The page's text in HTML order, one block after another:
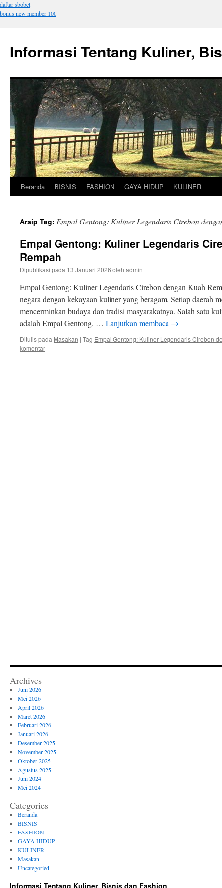
daftar sbobet
bonus new member 100
Informasi Tentang Kuliner,
Langsung
Beranda BISNIS FASHION GAYA HIDUP KULINER
Arsip Tag: Empal Gentong: Kuliner Legendaris Cirebon
Empal Gentong: Kuliner Legendaris
Rempah
Dipublikasi pada 13 Januari 2026 oleh admin
Empal Gentong: Kuliner Legendaris Cirebon dengan Kuah
negara dengan kekayaan kuliner yang beragam. Setiap daerah
mencerminkan budaya dan tradisi masyarakatnya. Salah satu
adalah Empal Gentong. … Lanjutkan membaca →
Ditulis pada Masakan | Tag Empal Gentong: Kuliner Legendaris Cirebon
komentar
Archives
Juni 2026
Mei 2026
April 2026
Maret 2026
Februari 2026
Januari 2026
Desember 2025
November 2025
Oktober 2025
Agustus 2025
Juni 2024
Mei 2024
Categories
Beranda
BISNIS
FASHION
GAYA HIDUP
KULINER
Masakan
Uncategoried
Informasi Tentang Kuliner, Bisnis dan Fashion